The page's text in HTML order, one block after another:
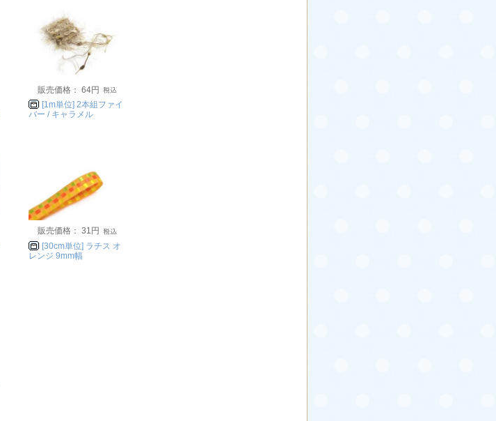
販売価格： 64円
[1m単位] 2本組ファイ
バー / キャラメル
販売価格： 31円
[30cm単位] ラチス オ
レンジ 9mm幅